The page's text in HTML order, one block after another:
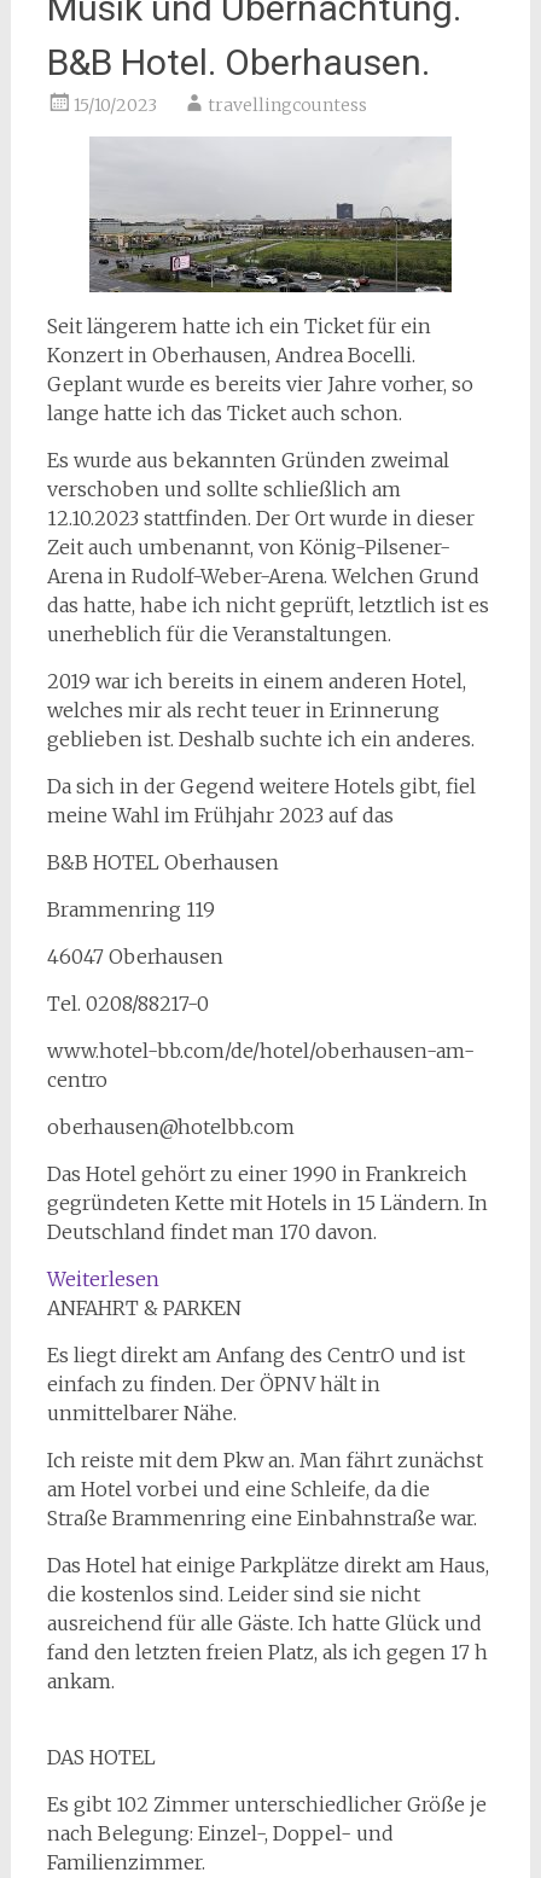
B&B Hotel. Oberhausen.
15/10/2023 travellingcountess
Seit längerem hatte ich ein Ticket für ein
Konzert in Oberhausen, Andrea Bocelli.
Geplant wurde es bereits vier Jahre vorher, so
lange hatte ich das Ticket auch schon.
Es wurde aus bekannten Gründen zweimal
verschoben und sollte schließlich am
12.10.2023 stattfinden. Der Ort wurde in dieser
Zeit auch umbenannt, von König-Pilsener-
Arena in Rudolf-Weber-Arena. Welchen Grund
das hatte, habe ich nicht geprüft, letztlich ist es
unerheblich für die Veranstaltungen.
2019 war ich bereits in einem anderen Hotel,
welches mir als recht teuer in Erinnerung
geblieben ist. Deshalb suchte ich ein anderes.
Da sich in der Gegend weitere Hotels gibt, fiel
meine Wahl im Frühjahr 2023 auf das
B&B HOTEL Oberhausen
Brammenring 119
46047 Oberhausen
Tel. 0208/88217-0
www.hotel-bb.com/de/hotel/oberhausen-am-
centro
oberhausen@hotelbb.com
Das Hotel gehört zu einer 1990 in Frankreich
gegründeten Kette mit Hotels in 15 Ländern. In
Deutschland findet man 170 davon.
Weiterlesen:
Musik
Übernachtung.
B&B
Hotel.
Oberhausen.
ANFAHRT & PARKEN
Es liegt direkt am Anfang des CentrO und ist
einfach zu finden. Der ÖPNV hält in
unmittelbarer Nähe.
Ich reiste mit dem Pkw an. Man fährt zunächst
am Hotel vorbei und eine Schleife, da die
Straße Brammenring eine Einbahnstraße war.
Das Hotel hat einige Parkplätze direkt am Haus,
die kostenlos sind. Leider sind sie nicht
ausreichend für alle Gäste. Ich hatte Glück und
fand den letzten freien Platz, als ich gegen 17 h
ankam.
DAS HOTEL
Es gibt 102 Zimmer unterschiedlicher Größe je
nach Belegung: Einzel-, Doppel- und
Familienzimmer.